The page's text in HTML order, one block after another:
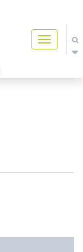
Toggle
navigation